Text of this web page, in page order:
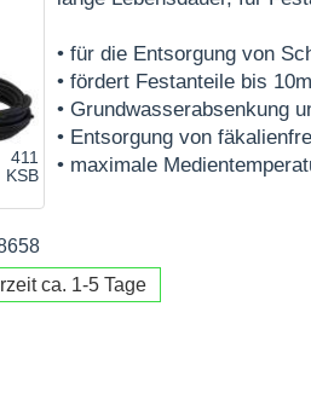
• für die Entsorgung von
• fördert Festanteile bis
• Grundwasserabsenkung
• Entsorgung von
• maximale
ca. 1-5 Tage